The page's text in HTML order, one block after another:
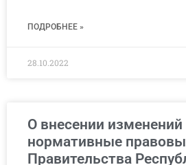
ПОДРОБНЕЕ »
28.10.2022
О внесении
нормативные
Правительства